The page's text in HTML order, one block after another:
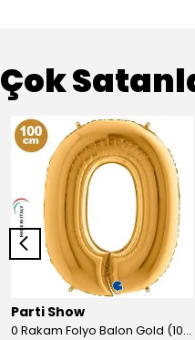
Çok
Parti Show
0 Rakam Folyo Balon Gold (100x70 cm)